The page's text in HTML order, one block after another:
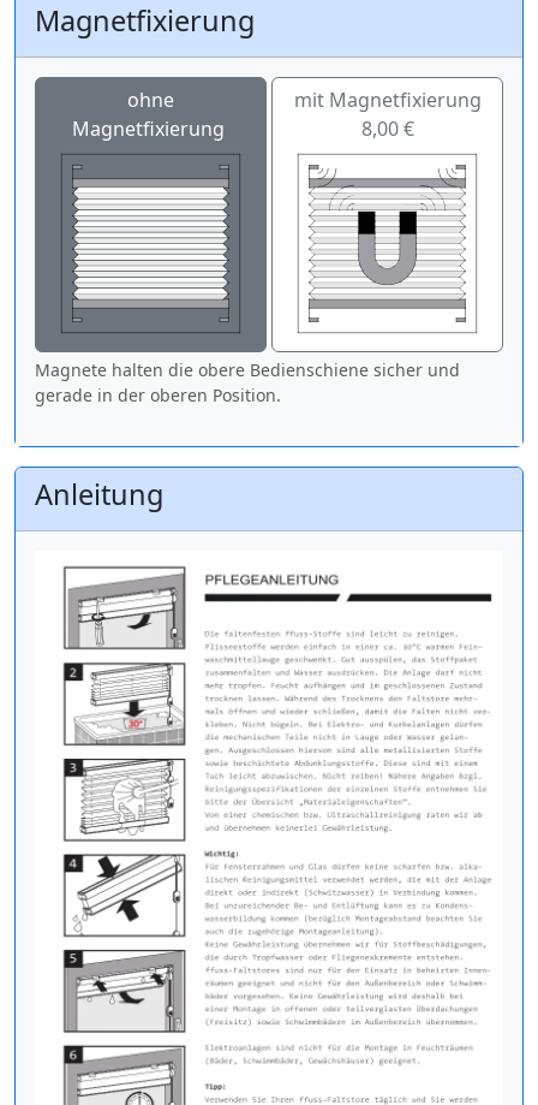
Magnetfixierung
ohne
Magnetfixierung
mit Magnetfixierung
8,00 €
Magnete halten die obere Bedienschiene sicher und
gerade in der oberen Position.
Anleitung